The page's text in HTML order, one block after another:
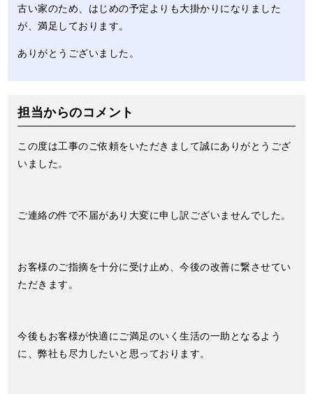
古い家のため、はじめの予定よりも大掛かりになりました
が、満足しております。
ありがとうございました。
担当からのコメント
この度は工事のご依頼をいただきまして誠にありがとうござ
いました。
ご連絡の件で不届があり大変に申し訳ございませんでした。
お客様のご指摘を十分に受け止め、今後の改善に繋させてい
ただきます。
今後もお客様が快適にご満足のいく生活の一助となるよう
に、弊社も尽力したいと思っております。